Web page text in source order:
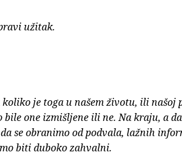
užitak.
je toga u našem životu, ili našoj
bile one izmišljene ili ne. Na kraju, a
se obranimo od podvala, lažnih
biti duboko zahvalni.